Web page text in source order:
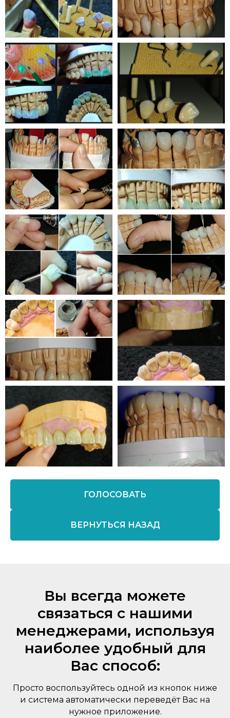
ГОЛОСОВАТЬ
ВЕРНУТЬСЯ НАЗАД
Вы всегда можете
связаться с нашими
менеджерами, используя
наиболее удобный для
Вас способ:
Просто воспользуйтесь одной из кнопок ниже
и система автоматически переведёт Вас на
нужное приложение.